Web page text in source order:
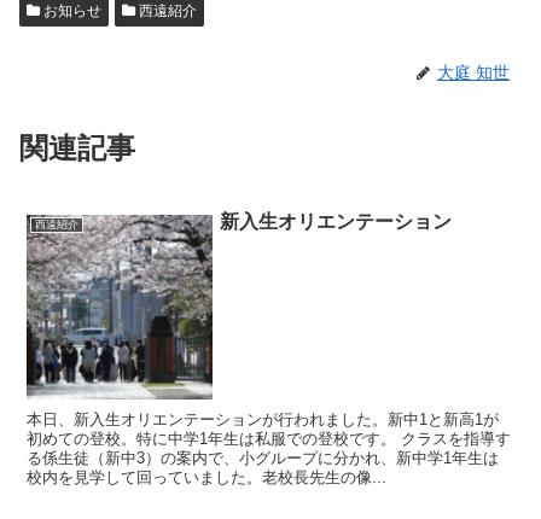
お知らせ 西遠紹介
大庭 知世
関連記事
西遠紹介 新入生オリエンテーション
本日、新入生オリエンテーションが行われました。新中1と新高1が
初めての登校。特に中学1年生は私服での登校です。 クラスを指導す
る係生徒（新中3）の案内で、小グループに分かれ、新中学1年生は
校内を見学して回っていました。老校長先生の像...